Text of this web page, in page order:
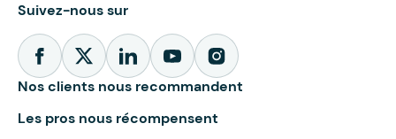
Suivez-nous sur
Nos clients nous recommandent
Les pros nous récompensent